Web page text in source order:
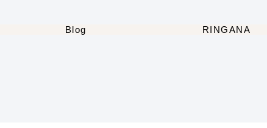
Blog RINGANA